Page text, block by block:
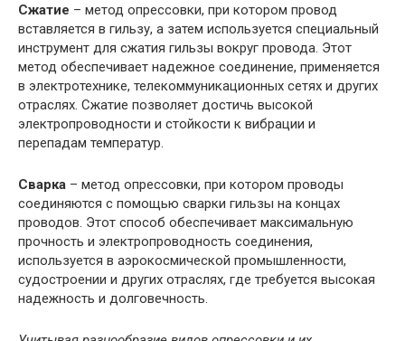
Сжатие – метод опрессовки, при котором провод
вставляется в гильзу, а затем используется специальный
инструмент для сжатия гильзы вокруг провода. Этот
метод обеспечивает надежное соединение, применяется
в электротехнике, телекоммуникационных сетях и других
отраслях. Сжатие позволяет достичь высокой
электропроводности и стойкости к вибрации и
перепадам температур.
Сварка – метод опрессовки, при котором проводы
соединяются с помощью сварки гильзы на концах
проводов. Этот способ обеспечивает максимальную
прочность и электропроводность соединения,
используется в аэрокосмической промышленности,
судостроении и других отраслях, где требуется высокая
надежность и долговечность.